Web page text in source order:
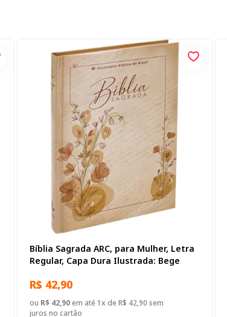
Bíblia Sagrada ARC, para Mulher, Letra
Regular, Capa Dura Ilustrada: Bege
R$ 42,90
ou R$ 42,90em até 1x de R$ 42,90 sem
juros no cartão